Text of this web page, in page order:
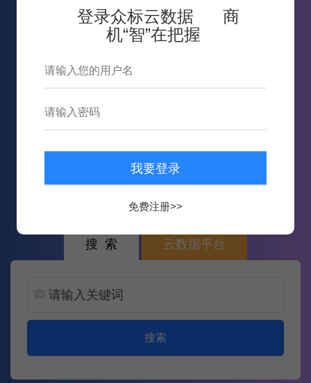
13
2007~2024十七年
12,893,259
次内容推送
搜 索 云数据平台
搜索
登录众标云数据 商
机“智”在把握
免费注册>>